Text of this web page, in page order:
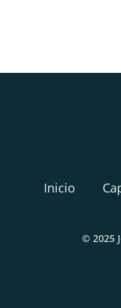
Inicio
© 2025